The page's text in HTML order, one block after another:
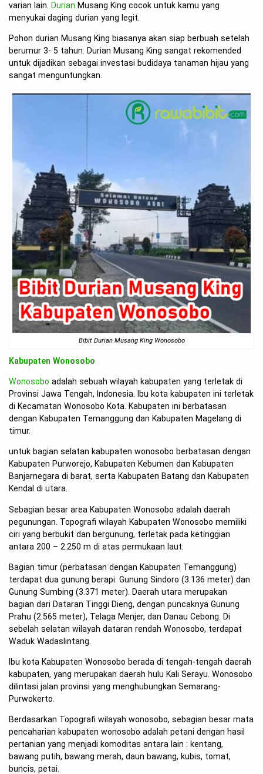
varian lain. Durian Musang King cocok untuk kamu yang
menyukai daging durian yang legit.
Pohon durian Musang King biasanya akan siap berbuah setelah
berumur 3- 5 tahun. Durian Musang King sangat rekomended
untuk dijadikan sebagai investasi budidaya tanaman hijau yang
sangat menguntungkan.
Bibit Durian Musang King Wonosobo
Kabupaten Wonosobo
Wonosobo adalah sebuah wilayah kabupaten yang terletak di
Provinsi Jawa Tengah, Indonesia. Ibu kota kabupaten ini terletak
di Kecamatan Wonosobo Kota. Kabupaten ini berbatasan
dengan Kabupaten Temanggung dan Kabupaten Magelang di
timur.
untuk bagian selatan kabupaten wonosobo berbatasan dengan
Kabupaten Purworejo, Kabupaten Kebumen dan Kabupaten
Banjarnegara di barat, serta Kabupaten Batang dan Kabupaten
Kendal di utara.
Sebagian besar area Kabupaten Wonosobo adalah daerah
pegunungan. Topografi wilayah Kabupaten Wonosobo memiliki
ciri yang berbukit dan bergunung, terletak pada ketinggian
antara 200 – 2.250 m di atas permukaan laut.
Bagian timur (perbatasan dengan Kabupaten Temanggung)
terdapat dua gunung berapi: Gunung Sindoro (3.136 meter) dan
Gunung Sumbing (3.371 meter). Daerah utara merupakan
bagian dari Dataran Tinggi Dieng, dengan puncaknya Gunung
Prahu (2.565 meter), Telaga Menjer, dan Danau Cebong. Di
sebelah selatan wilayah dataran rendah Wonosobo, terdapat
Waduk Wadaslintang.
Ibu kota Kabupaten Wonosobo berada di tengah-tengah daerah
kabupaten, yang merupakan daerah hulu Kali Serayu. Wonosobo
dilintasi jalan provinsi yang menghubungkan Semarang-
Purwokerto.
Berdasarkan Topografi wilayah wonosobo, sebagian besar mata
pencaharian kabupaten wonosobo adalah petani dengan hasil
pertanian yang menjadi komoditas antara lain : kentang,
bawang putih, bawang merah, daun bawang, kubis, tomat,
buncis, petai.